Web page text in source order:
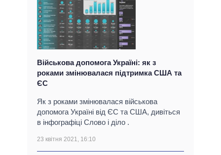
Військова допомога Україні: як з
роками змінювалася підтримка США та
ЄС
Як з роками змінювалася військова
допомога Україні від ЄС та США, дивіться
в інфографіці Слово і діло .
23 квітня 2021, 16:10